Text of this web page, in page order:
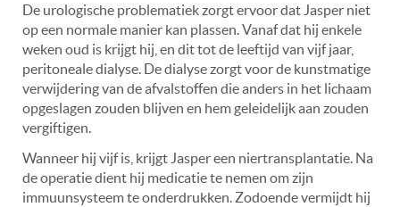
De urologische problematiek zorgt ervoor dat Jasper niet
op een normale manier kan plassen. Vanaf dat hij enkele
weken oud is krijgt hij, en dit tot de leeftijd van vijf jaar,
peritoneale dialyse. De dialyse zorgt voor de kunstmatige
verwijdering van de afvalstoffen die anders in het lichaam
opgeslagen zouden blijven en hem geleidelijk aan zouden
vergiftigen.
Wanneer hij vijf is, krijgt Jasper een niertransplantatie. Na
de operatie dient hij medicatie te nemen om zijn
immuunsysteem te onderdrukken. Zodoende vermijdt hij